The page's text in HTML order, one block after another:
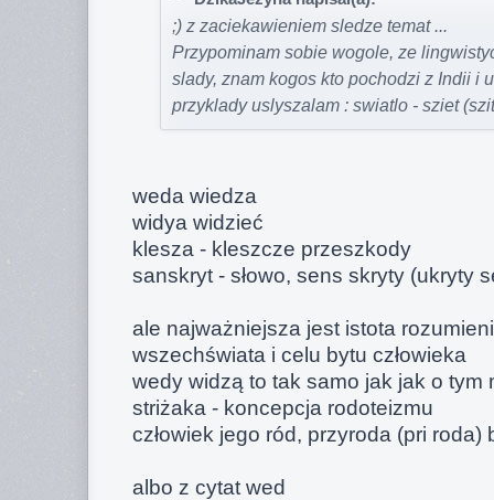
;) z zaciekawieniem sledze temat ...
Przypominam sobie wogole, ze
slady, znam kogos kto pochodzi z Indii i
przyklady uslyszalam : swiatlo - sziet
weda wiedza
widya widzieć
klesza - kleszcze przeszkody
sanskryt - słowo, sens skryty (ukryty
ale najważniejsza jest istota
wszechświata i celu bytu człowieka
wedy widzą to tak samo jak jak o tym
striżaka - koncepcja rodoteizmu
człowiek jego ród, przyroda (pri
albo z cytat wed